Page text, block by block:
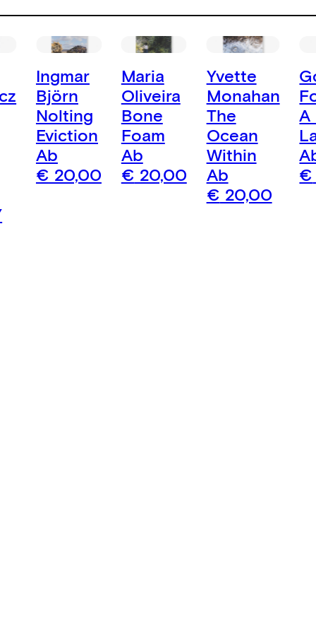
Ingmar
Björn
Nolting
Eviction
Ab
€ 20,00
Maria
Oliveira
Bone
Foam
Ab
€ 20,00
Yvette
Monahan
The
Ocean
Within
Ab
€ 20,00
A
€